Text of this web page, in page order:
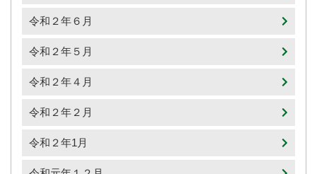
令和２年６月
令和２年５月
令和２年４月
令和２年２月
令和２年1月